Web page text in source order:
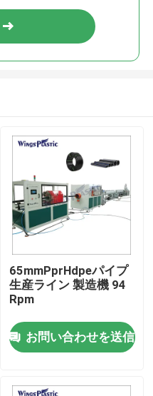
65mmPprHdpeパイプ
生産ライン 製造機 94
Rpm
お問い合わせを送信